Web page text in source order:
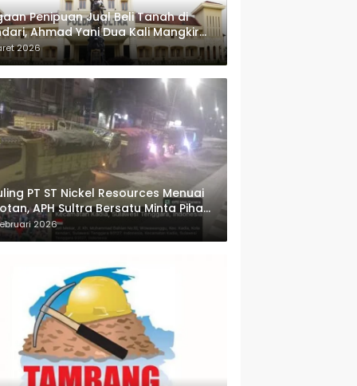
Penipuan Jual Beli Tanah di
Ahmad Yani Dua Kali Mangkir
Panggilan Polda Sultra
2026
PT ST Nickel Resources Menuai
APH Sultra Bersatu Minta Pihak
Bertindak
2026